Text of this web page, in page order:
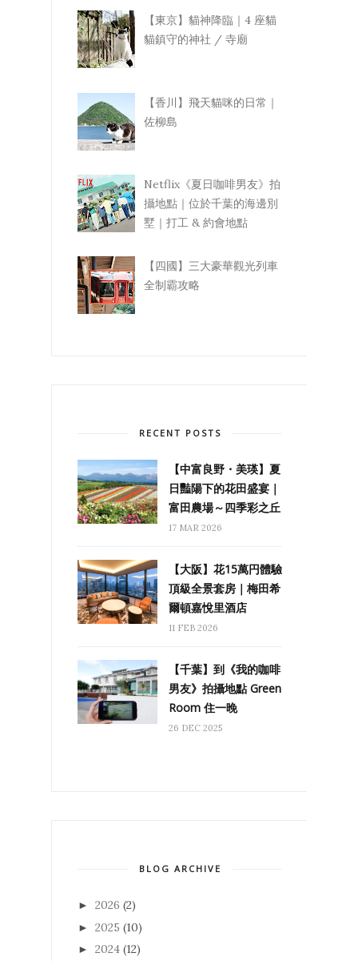
【東京】貓神降臨｜4 座貓
貓鎮守的神社 / 寺廟
【香川】飛天貓咪的日常｜
佐柳島
Netflix《夏日咖啡男友》拍
攝地點｜位於千葉的海邊別
墅｜打工 & 約會地點
【四國】三大豪華觀光列車
全制霸攻略
RECENT POSTS
【中富良野・美瑛】夏
日豔陽下的花田盛宴｜
富田農場～四季彩之丘
17 MAR 2026
【大阪】花15萬円體驗
頂級全景套房｜梅田希
爾頓嘉悅里酒店
11 FEB 2026
【千葉】到《我的咖啡
男友》拍攝地點 Green
Room 住一晚
26 DEC 2025
BLOG ARCHIVE
► 2026 (2)
► 2025 (10)
► 2024 (12)